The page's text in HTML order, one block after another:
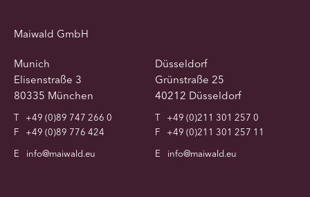
Maiwald GmbH
Munich
Elisenstraße 3
80335 München
T
+49 (0)89 747 266 0
F
+49 (0)89 776 424
E
info@maiwald.eu
Düsseldorf
Grünstraße 25
40212 Düsseldorf
T
+49 (0)211 301 257 0
F
+49 (0)211 301 257 11
E
info@maiwald.eu